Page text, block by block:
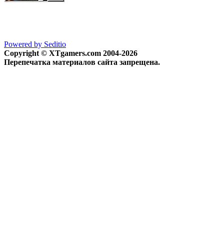
Powered by Seditio
Copyright © XTgamers.com 2004-2026
Перепечатка материалов сайта запрещена.